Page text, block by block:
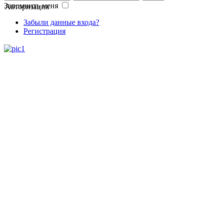
Авторизация
Запомнить меня
Забыли данные входа?
Регистрация